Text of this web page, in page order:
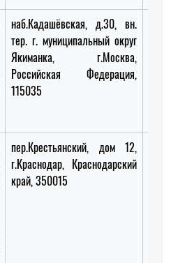
наб.Кадашёвская, д.30, вн.
тер. г. муниципальный округ
Якиманка, г.Москва,
Российская Федерация,
115035
пер.Крестьянский, дом 12,
г.Краснодар, Краснодарский
край, 350015